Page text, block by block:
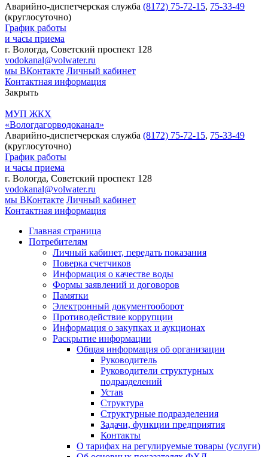
Аварийно-диспетчерская служба (8172) 75-72-15, 75-33-49
(круглосуточно)
График работы
и часы приема
г. Вологда, Советский проспект 128
vodokanal@volwater.ru
мы ВКонтакте Личный кабинет
Контактная информация
Закрыть
МУП ЖКХ
«Вологдагорводоканал»
Аварийно-диспетчерская служба (8172) 75-72-15, 75-33-49
(круглосуточно)
График работы
и часы приема
г. Вологда, Советский проспект 128
vodokanal@volwater.ru
мы ВКонтакте Личный кабинет
Контактная информация
Главная страница
Потребителям
Личный кабинет, передать показания
Поверка счетчиков
Информация о качестве воды
Формы заявлений и договоров
Памятки
Электронный документооборот
Противодействие коррупции
Информация о закупках и аукционах
Раскрытие информации
Общая информация об организации
Руководитель
Руководители структурных
подразделений
Устав
Структура
Структурные подразделения
Задачи, функции предприятия
Контакты
О тарифах на регулируемые товары (услуги)